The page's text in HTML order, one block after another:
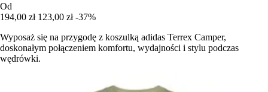
Od
194,00 zł 123,00 zł -37%
Wyposaż się na przygodę z koszulką adidas Terrex Camper,
doskonałym połączeniem komfortu, wydajności i stylu podczas
wędrówki.